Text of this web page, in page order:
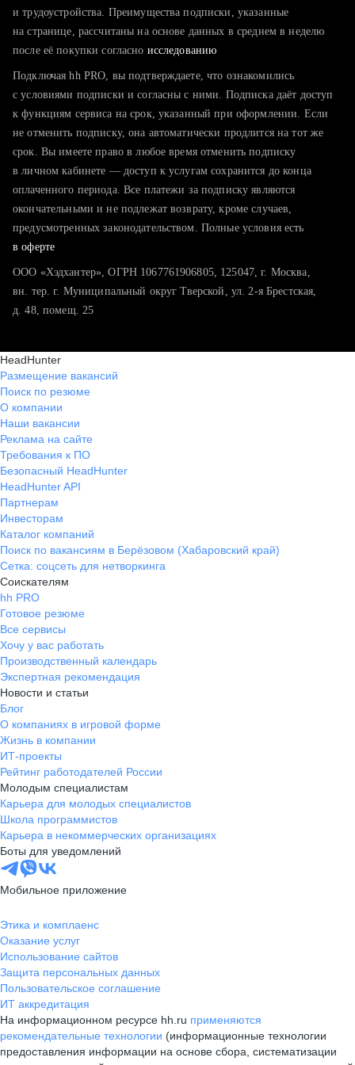
тратите много времени на поиск и вручную поднимаете
хотите сравнить себя с конкурентами и оценить шансы
и трудоустройства. Преимущества подписки, указанные
на странице, рассчитаны на основе данных в среднем в неделю
после её покупки согласно исследованию
Подключая hh PRO, вы подтверждаете, что ознакомились
с условиями подписки и согласны с ними. Подписка даёт доступ
к функциям сервиса на срок, указанный при оформлении. Если
не отменить подписку, она автоматически продлится на тот же
срок. Вы имеете право в любое время отменить подписку
в личном кабинете — доступ к услугам сохранится до конца
оплаченного периода. Все платежи за подписку являются
окончательными и не подлежат возврату, кроме случаев,
предусмотренных законодательством. Полные условия есть
в оферте
ООО «Хэдхантер», ОГРН 1067761906805, 125047, г. Москва,
вн. тер. г. Муниципальный округ Тверской, ул. 2-я Брестская,
д. 48, помещ. 25
HeadHunter
Размещение вакансий
Поиск по резюме
О компании
Наши вакансии
Реклама на сайте
Требования к ПО
Безопасный HeadHunter
HeadHunter API
Партнерам
Инвесторам
Каталог компаний
Поиск по вакансиям в Берёзовом (Хабаровский край)
Сетка: соцсеть для нетворкинга
Соискателям
hh PRO
Готовое резюме
Все сервисы
Хочу у вас работать
Производственный календарь
Экспертная рекомендация
Новости и статьи
Блог
О компаниях в игровой форме
Жизнь в компании
ИТ-проекты
Рейтинг работодателей России
Молодым специалистам
Карьера для молодых специалистов
Школа программистов
Карьера в некоммерческих организациях
Боты для уведомлений
Мобильное приложение
Этика и комплаенс
Оказание услуг
Использование сайтов
Защита персональных данных
Пользовательское соглашение
ИТ аккредитация
На информационном ресурсе hh.ru применяются
рекомендательные технологии (информационные технологии
предоставления информации на основе сбора, систематизации